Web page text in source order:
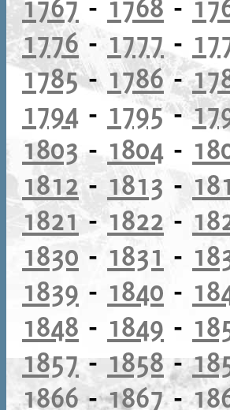
1776- 1777 -
1785- 1786-
1794 - 1795-
1803 - 1804 -
1812- 1813 -
1821-1822 -
1830 - 1831 -
1839 - 1840 -
1848 - 1849 -
1857 - 1858 -
1866-1867-